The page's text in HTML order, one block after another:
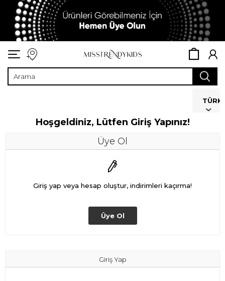
Hoşgeldiniz, Lütfen Giriş Yapınız!
Üye Ol
Giriş yap veya hesap oluştur, indirimleri kaçırma!
Giriş Yap